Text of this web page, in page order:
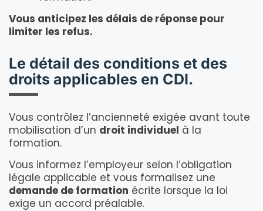
Vous anticipez les délais de réponse pour
limiter les refus.
Le détail des conditions et des
droits applicables en CDI.
Vous contrôlez l’ancienneté exigée avant toute
mobilisation d’un droit individuel à la
formation.
Vous informez l’employeur selon l’obligation
légale applicable et vous formalisez une
demande de formation écrite lorsque la loi
exige un accord préalable.